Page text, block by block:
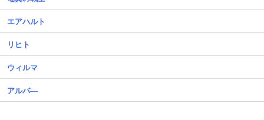
エアハルト
リヒト
ウィルマ
アルバ―